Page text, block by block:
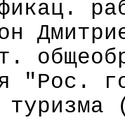
"Рос.